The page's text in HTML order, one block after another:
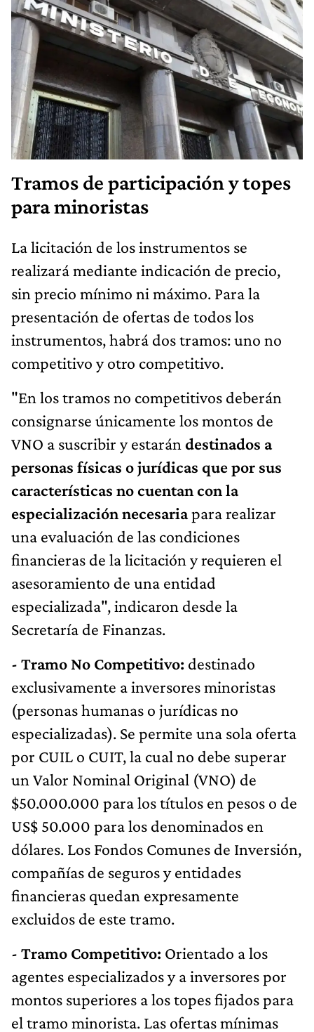
Tramos de participación y topes
para minoristas
La licitación de los instrumentos se
realizará mediante indicación de precio,
sin precio mínimo ni máximo. Para la
presentación de ofertas de todos los
instrumentos, habrá dos tramos: uno no
competitivo y otro competitivo.
"En los tramos no competitivos deberán
consignarse únicamente los montos de
VNO a suscribir y estarán destinados a
personas físicas o jurídicas que por sus
características no cuentan con la
especialización necesariapara realizar
una evaluación de las condiciones
financieras de la licitación y requieren el
asesoramiento de una entidad
especializada", indicaron desde la
Secretaría de Finanzas.
- Tramo No Competitivo: destinado
exclusivamente a inversores minoristas
(personas humanas o jurídicas no
especializadas). Se permite una sola oferta
por CUIL o CUIT, la cual no debe superar
un Valor Nominal Original (VNO) de
$50.000.000 para los títulos en pesos o de
US$ 50.000 para los denominados en
dólares. Los Fondos Comunes de Inversión,
compañías de seguros y entidades
financieras quedan expresamente
excluidos de este tramo.
- Tramo Competitivo: Orientado a los
agentes especializados y a inversores por
montos superiores a los topes fijados para
el tramo minorista. Las ofertas mínimas